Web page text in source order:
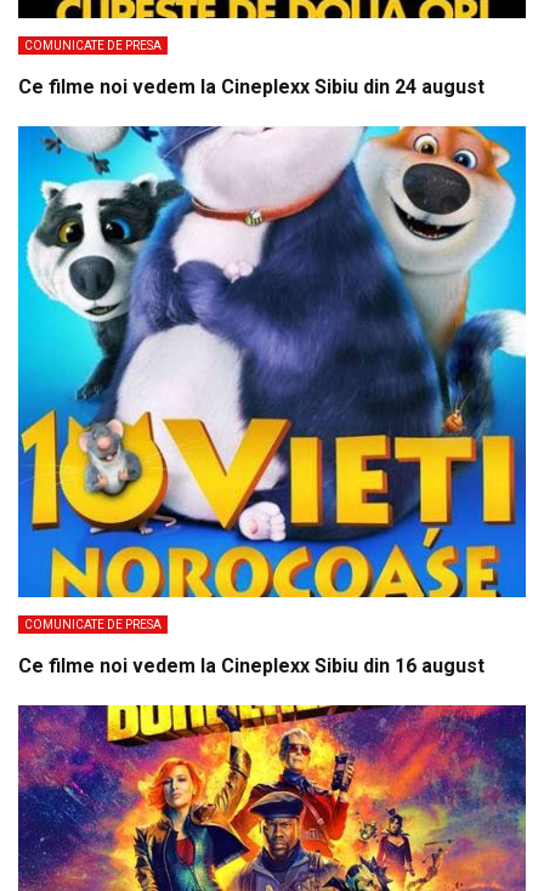
COMUNICATE DE PRESA
Ce filme noi vedem la Cineplexx Sibiu din 24 august
COMUNICATE DE PRESA
Ce filme noi vedem la Cineplexx Sibiu din 16 august